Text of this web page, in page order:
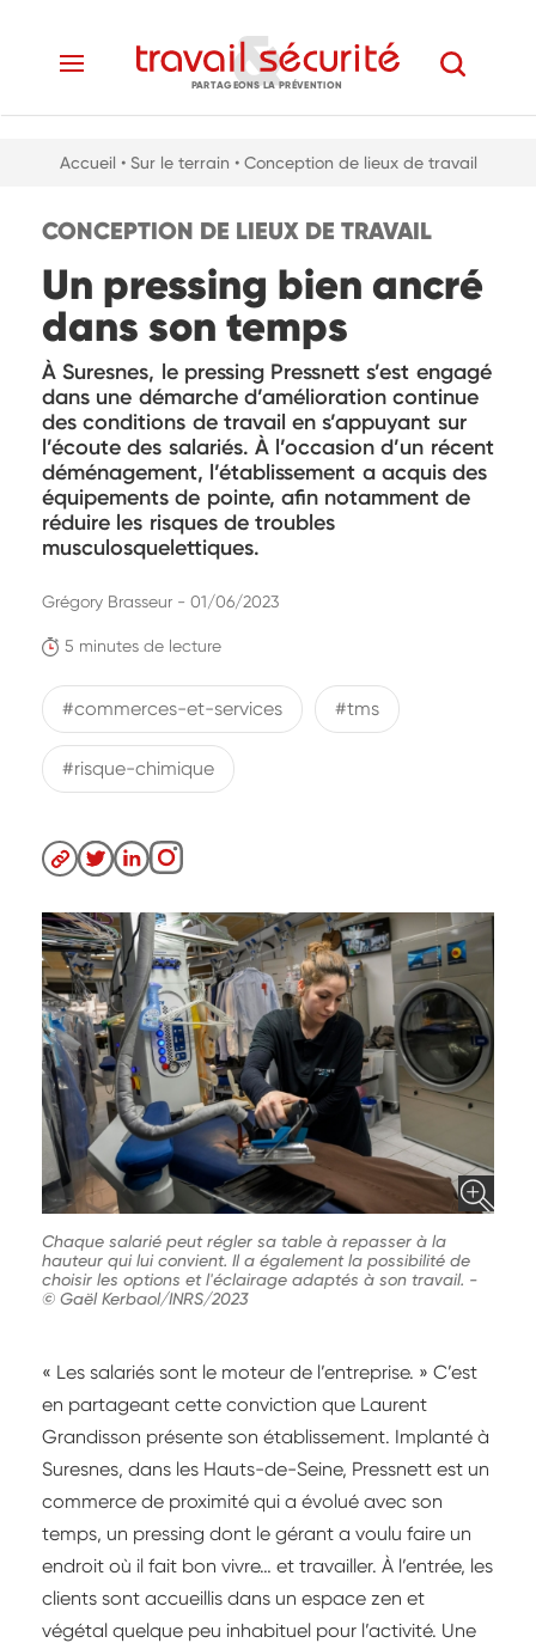
PARTAGEONS LA PRÉVENTION
Accueil • Sur le terrain • Conception de lieux de travail
CONCEPTION DE LIEUX DE TRAVAIL
Un pressing bien ancré
dans son temps
À Suresnes, le pressing Pressnett s’est engagé
dans une démarche d’amélioration continue
des conditions de travail en s’appuyant sur
l’écoute des salariés. À l’occasion d’un récent
déménagement, l’établissement a acquis des
équipements de pointe, afin notamment de
réduire les risques de troubles
musculosquelettiques.
5 minutes de lecture
Grégory Brasseur - 01/06/2023
#commerces-et-services #tms
#risque-chimique
Chaque salarié peut régler sa table à repasser à la
hauteur qui lui convient. Il a également la possibilité de
choisir les options et l'éclairage adaptés à son travail. -
© Gaël Kerbaol/INRS/2023
« Les salariés sont le moteur de l’entreprise. » C’est
en partageant cette conviction que Laurent
Grandisson présente son établissement. Implanté à
Suresnes, dans les Hauts-de-Seine, Pressnett est un
commerce de proximité qui a évolué avec son
temps, un pressing dont le gérant a voulu faire un
endroit où il fait bon vivre… et travailler. À l’entrée, les
clients sont accueillis dans un espace zen et
végétal quelque peu inhabituel pour l’activité. Une